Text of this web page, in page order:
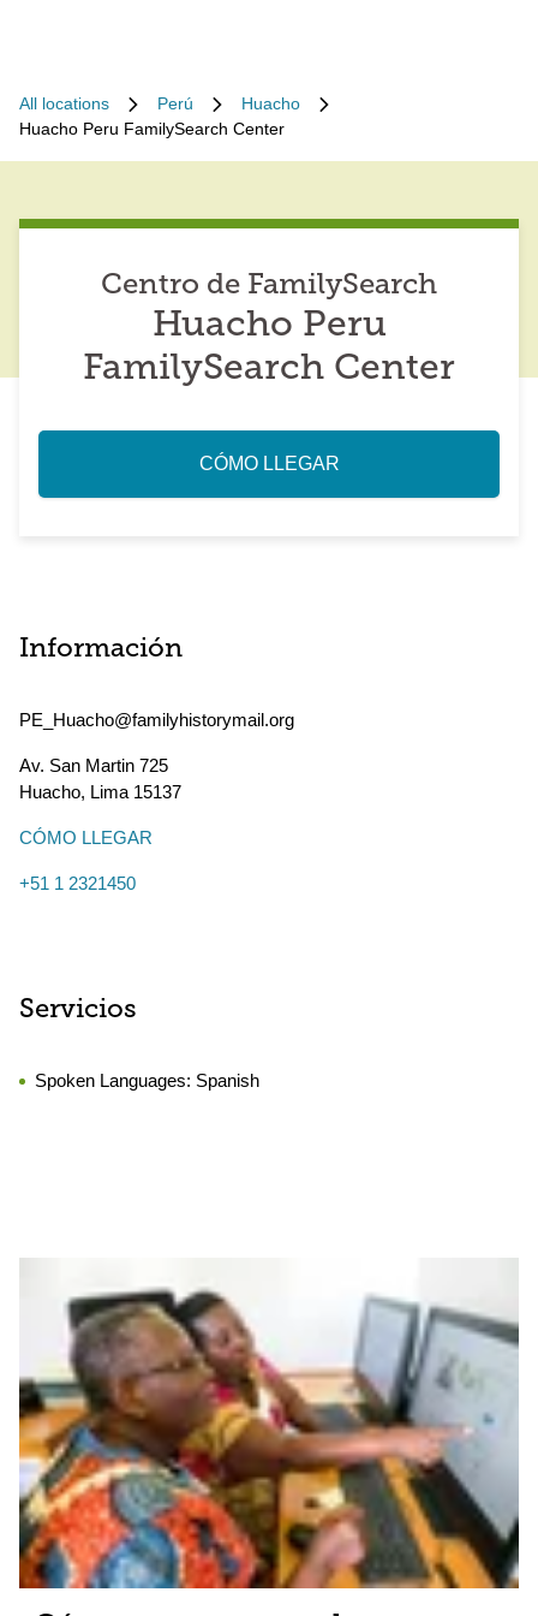
All locations Perú
Huacho
Huacho Peru FamilySearch Center
Centro de FamilySearch
Huacho Peru
FamilySearch Center
CÓMO LLEGAR
Información
PE_Huacho@familyhistorymail.org
Av. San Martin 725
Huacho, Lima 15137
CÓMO LLEGAR
+51 1 2321450
Servicios
Spoken Languages: Spanish